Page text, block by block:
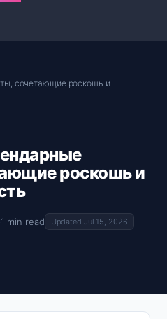
сочетающие роскошь и
роскошь и
1 min read Updated Jul 15, 2026